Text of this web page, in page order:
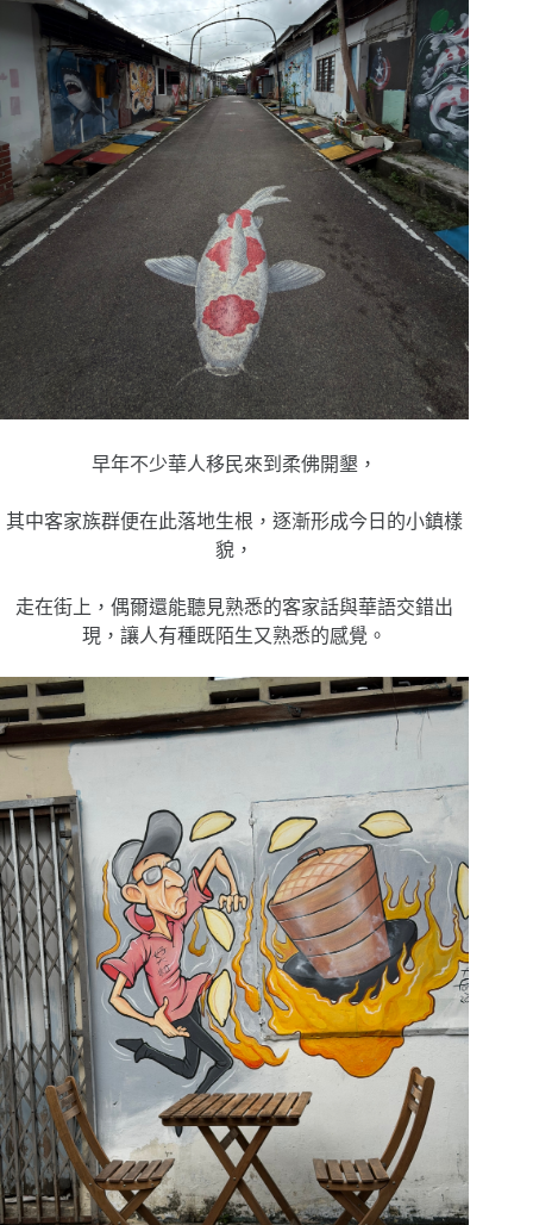
早年不少華人移民來到柔佛開墾，
其中客家族群便在此落地生根，逐漸形成今日的小鎮樣
貌，
走在街上，偶爾還能聽見熟悉的客家話與華語交錯出
現，讓人有種既陌生又熟悉的感覺。